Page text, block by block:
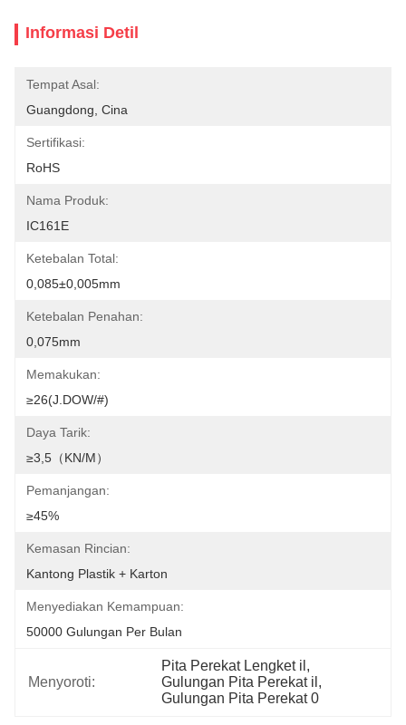
Informasi Detil
Tempat Asal:
Guangdong, Cina
Sertifikasi:
RoHS
Nama Produk:
IC161E
Ketebalan Total:
0,085±0,005mm
Ketebalan Penahan:
0,075mm
Memakukan:
≥26(J.DOW/#)
Daya Tarik:
≥3,5（KN/M）
Pemanjangan:
≥45%
Kemasan Rincian:
Kantong Plastik + Karton
Menyediakan Kemampuan:
50000 Gulungan Per Bulan
Menyoroti:
Pita Perekat Lengket il ,
Gulungan Pita Perekat il ,
Gulungan Pita Perekat 0